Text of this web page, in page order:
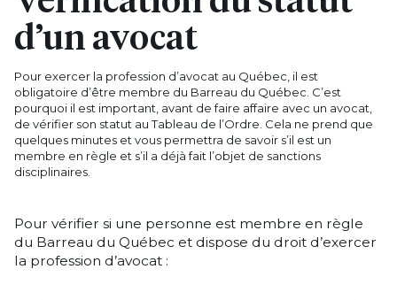
d’un avocat
Pour exercer la profession d’avocat au Québec, il est
obligatoire d’être membre du Barreau du Québec. C’est
pourquoi il est important, avant de faire affaire avec un avocat,
de vérifier son statut au Tableau de l’Ordre. Cela ne prend que
quelques minutes et vous permettra de savoir s’il est un
membre en règle et s’il a déjà fait l’objet de sanctions
disciplinaires.
Pour vérifier si une personne est membre en règle
du Barreau du Québec et dispose du droit d’exercer
la profession d’avocat :